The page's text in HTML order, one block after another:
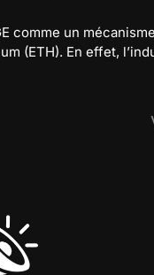
comme un
(ETH). En effet,